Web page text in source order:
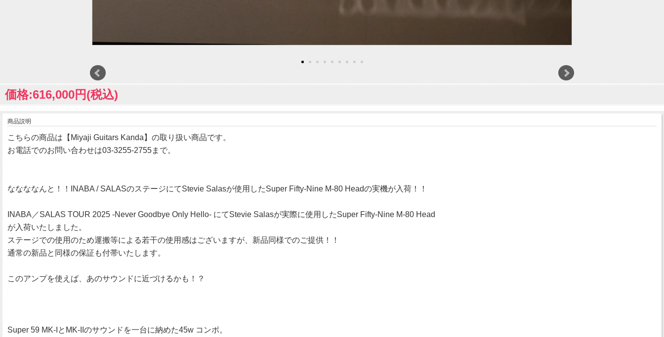
価格:616,000円(税込)
商品説明
こちらの商品は【Miyaji Guitars Kanda】の取り扱い商品です。
お電話でのお問い合わせは03-3255-2755まで。
ななななんと！！INABA / SALASのステージにてStevie Salasが使用したSuper Fifty-Nine M-80 Headの実機が入荷！！
INABA／SALAS TOUR 2025 -Never Goodbye Only Hello- にてStevie Salasが実際に使用したSuper Fifty-Nine M-80 Head
が入荷いたしました。
ステージでの使用のため運搬等による若干の使用感はございますが、新品同様でのご提供！！
通常の新品と同様の保証も付帯いたします。
このアンプを使えば、あのサウンドに近づけるかも！？
Super 59 MK-IとMK-IIのサウンドを一台に納めた45w コンボ。